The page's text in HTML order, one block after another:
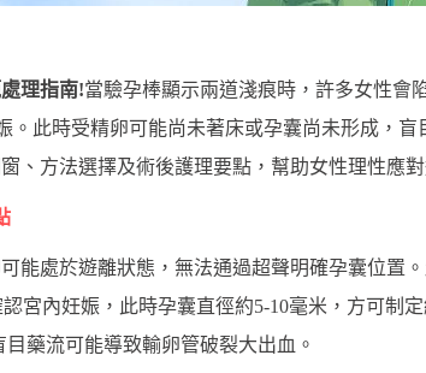
理指南!當驗孕棒顯示兩道淺痕時，許多女性會
。此時受精卵可能尚未著床或孕囊尚未形成，
、方法選擇及術後護理要點，幫助女性理性應對
能處於遊離狀態，無法通過超聲明確孕囊位置
宮內妊娠，此時孕囊直徑約5-10毫米，方可制
藥流可能導致輸卵管破裂大出血。